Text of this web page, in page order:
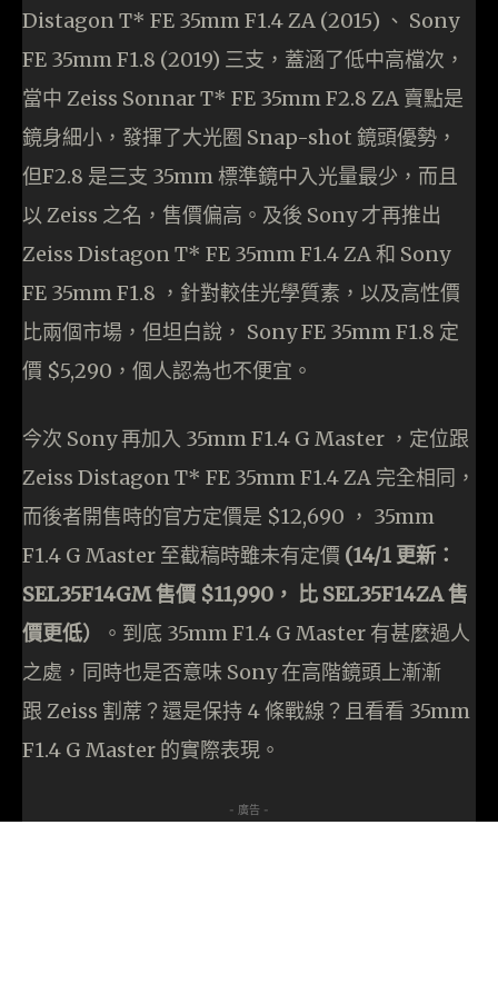
Distagon T* FE 35mm F1.4 ZA (2015) 、 Sony
FE 35mm F1.8 (2019) 三支，蓋涵了低中高檔次，
當中 Zeiss Sonnar T* FE 35mm F2.8 ZA 賣點是
鏡身細小，發揮了大光圈 Snap-shot 鏡頭優勢，
但F2.8 是三支 35mm 標準鏡中入光量最少，而且
以 Zeiss 之名，售價偏高。及後 Sony 才再推出
Zeiss Distagon T* FE 35mm F1.4 ZA 和 Sony
FE 35mm F1.8 ，針對較佳光學質素，以及高性價
比兩個市場，但坦白說， Sony FE 35mm F1.8 定
價 $5,290，個人認為也不便宜。
今次 Sony 再加入 35mm F1.4 G Master ，定位跟
Zeiss Distagon T* FE 35mm F1.4 ZA 完全相同，
而後者開售時的官方定價是 $12,690 ， 35mm
F1.4 G Master 至截稿時雖未有定價 (14/1 更新：
SEL35F14GM 售價 $11,990， 比 SEL35F14ZA 售
價更低）
。到底 35mm F1.4 G Master 有甚麼過人
之處，同時也是否意味 Sony 在高階鏡頭上漸漸
跟 Zeiss 割蓆？還是保持 4 條戰線？且看看 35mm
F1.4 G Master 的實際表現。
- 廣告 -